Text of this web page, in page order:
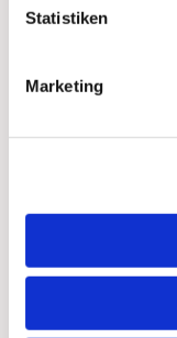
Statistiken
Marketing